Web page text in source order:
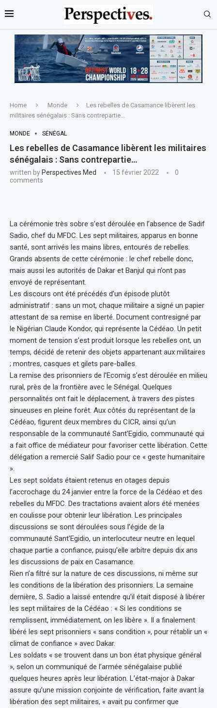
Home Monde
Les rebelles de Casamance libèrent les
militaires sénégalais : Sans contrepartie…
MONDE SÉNÉGAL
Les rebelles de Casamance libèrent les militaires
sénégalais : Sans contrepartie…
written by Perspectives Med 15 février 2022
0
comments
La cérémonie très sobre s’est déroulée en l’absence de Sadif
Sadio, chef du MFDC. Les sept militaires, apparus en bonne
santé, sont arrivés les mains libres, entourés de rebelles.
Grands absents de cette cérémonie : le chef rebelle donc,
mais aussi les autorités de Dakar et Banjul qui n’ont pas
envoyé de représentant.
Les discours ont été précédés d’un épisode plutôt
administratif : sans un mot, chaque militaire a signé un papier
attestant de sa remise en liberté. Document contresigné par
le Nigérian Claude Kondor, qui représente la Cédéao. Un petit
moment de tension s’est produit lorsque les rebelles ont, un
temps, décidé de retenir des objets appartenant aux militaires
; montres, casques et gilets pare-balles.
La remise des prisonniers de l’Ecomig s’est déroulée en milieu
rural, près de la frontière avec le Sénégal. Quelques
personnalités ont fait le déplacement, à travers des pistes
sinueuses en pleine forêt. Aux côtés du représentant de la
Cédéao, figurent deux membres du CICR, ainsi qu’un
responsable de la communauté Sant’Egidio, communauté qui
a fait office de médiateur pour favoriser cette libération. Cette
délégation a remercié Salif Sadio pour ce « geste humanitaire
».
Les sept soldats étaient retenus en otages depuis
l’accrochage du 24 janvier entre la force de la Cédéao et des
rebelles du MFDC. Des tractations avaient alors été menées
en coulisse pour obtenir leur libération. Les principales
discussions se sont déroulées sous l’égide de la
communauté Sant’Egidio, un interlocuteur neutre en lequel
chaque partie a confiance, puisqu’elle arbitre depuis dix ans
les discussions de paix en Casamance.
Rien n’a filtré sur la nature de ces discussions, ni même sur
les conditions de la libération des prisonniers. La semaine
dernière, S. Sadio a laissé entendre qu’il était disposé à libérer
les sept militaires de la Cédéao : « Si les conditions se
remplissent, immédiatement, on les libère ». Il a finalement
libéré les sept prisonniers « sans condition », pour rétablir un «
climat de confiance » avec Dakar.
Les soldats « se trouvent dans un bon état physique général
», selon un communiqué de l’armée sénégalaise publié
quelques heures après leur libération. L’état-major à Dakar
assure qu’une mission conjointe de vérification, faite avant la
libération des sept militaires, « avait pu confirmer que